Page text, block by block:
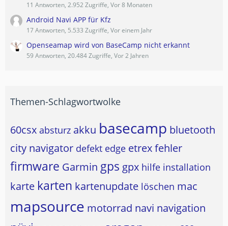
11 Antworten, 2.952 Zugriffe, Vor 8 Monaten
Android Navi APP für Kfz
17 Antworten, 5.533 Zugriffe, Vor einem Jahr
Openseamap wird von BaseCamp nicht erkannt
59 Antworten, 20.484 Zugriffe, Vor 2 Jahren
Themen-Schlagwortwolke
60csx absturz akku basecamp bluetooth
city navigator defekt edge etrexfehler
firmware Garmin gps gpx hilfe installation
karte karten kartenupdate löschen mac
mapsource motorrad navi navigation